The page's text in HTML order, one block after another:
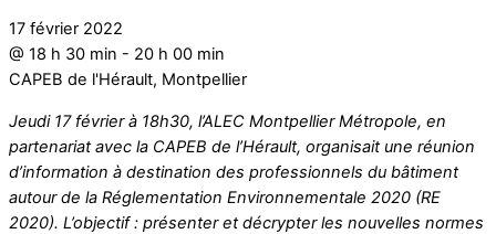
17 février 2022
@ 18 h 30 min - 20 h 00 min
CAPEB de l'Hérault, Montpellier
Jeudi 17 février à 18h30, l’ALEC Montpellier Métropole, en
partenariat avec la CAPEB de l’Hérault, organisait une réunion
d’information à destination des professionnels du bâtiment
autour de la Réglementation Environnementale 2020 (RE
2020). L’objectif : présenter et décrypter les nouvelles normes